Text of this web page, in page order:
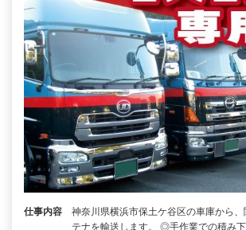
仕事内容
神奈川県横浜市保土ケ谷区の車庫から
テナを輸送します。 ◎手作業での積み